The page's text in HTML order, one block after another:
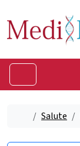
Home
Salute